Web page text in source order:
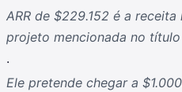
ARR de $229.152 é a
projeto mencionada no título
.
Ele pretende chegar a